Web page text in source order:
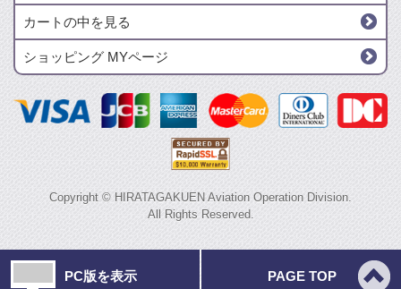
カートの中を見る
ショッピング MYページ
Copyright © HIRATAGAKUEN Aviation Operation Division.
All Rights Reserved.
PC版を表示 PAGE TOP